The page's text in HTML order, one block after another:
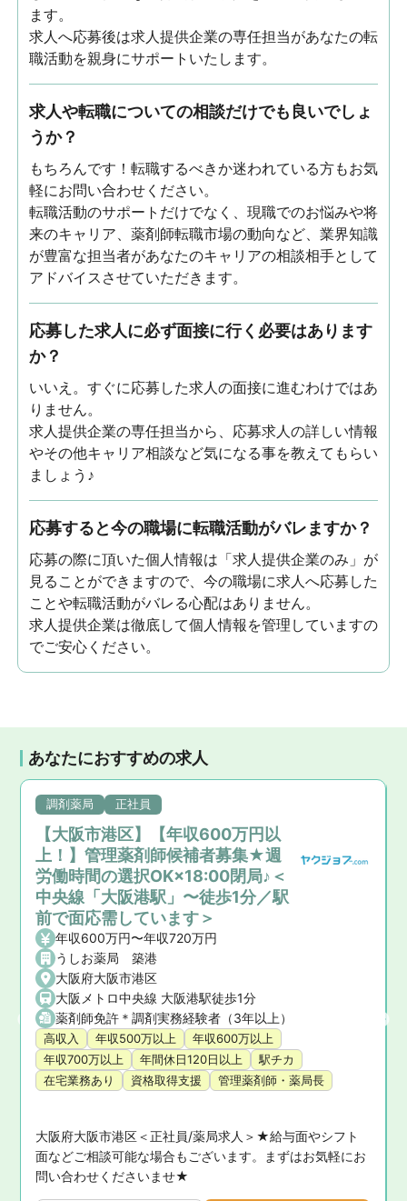
ます。
求人へ応募後は求人提供企業の専任担当があなたの転
職活動を親身にサポートいたします。
求人や転職についての相談だけでも良いでしょ
うか？
もちろんです！転職するべきか迷われている方もお気
軽にお問い合わせください。
転職活動のサポートだけでなく、現職でのお悩みや将
来のキャリア、薬剤師転職市場の動向など、業界知識
が豊富な担当者があなたのキャリアの相談相手として
アドバイスさせていただきます。
応募した求人に必ず面接に行く必要はあります
か？
いいえ。すぐに応募した求人の面接に進むわけではあ
りません。
求人提供企業の専任担当から、応募求人の詳しい情報
やその他キャリア相談など気になる事を教えてもらい
ましょう♪
応募すると今の職場に転職活動がバレますか？
応募の際に頂いた個人情報は「求人提供企業のみ」が
見ることができますので、今の職場に求人へ応募した
ことや転職活動がバレる心配はありません。
求人提供企業は徹底して個人情報を管理していますの
でご安心ください。
あなたにおすすめの求人
調剤薬局 正社員
【大阪市港区】【年収600万円以
上！】管理薬剤師候補者募集★週
労働時間の選択OK×18:00閉局♪＜
中央線「大阪港駅」〜徒歩1分／駅
前で面応需しています＞
年収600万円〜年収720万円
うしお薬局 築港
大阪府大阪市港区
大阪メトロ中央線 大阪港駅徒歩1分
薬剤師免許＊調剤実務経験者（3年以上）
高収入 年収500万以上
年収600万以上
年収700万以上
年間休日120日以上
駅チカ
在宅業務あり
資格取得支援 管理薬剤師・薬局長
大阪府大阪市港区＜正社員/薬局求人＞★給与面やシフト
面などご相談可能な場合もございます。まずはお気軽にお
問い合わせくださいませ★